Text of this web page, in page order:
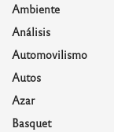
Ambiente
Análisis
Automovilismo
Autos
Azar
Basquet